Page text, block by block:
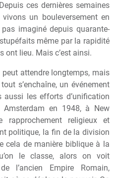
ces dernières semaines
un bouleversement en
imaginé depuis quarante-
même par la rapidité
ont lieu. Mais c’est ainsi.
attendre longtemps, mais
s’enchaîne, un événement
aussi les efforts d’unification
Amsterdam en 1948, à New
religieux et
politique, la fin de la division
cela de manière biblique à la
le classe, alors on voit
l’ancien Empire Romain,